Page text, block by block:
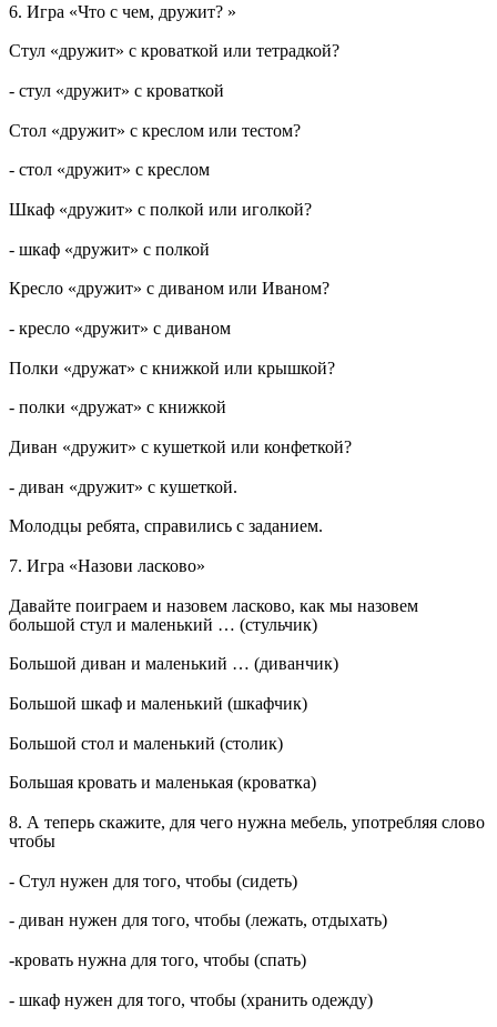
6. Игра «Что с чем, дружит? »
Стул «дружит» с кроваткой или тетрадкой?
- стул «дружит» с кроваткой
Стол «дружит» с креслом или тестом?
- стол «дружит» с креслом
Шкаф «дружит» с полкой или иголкой?
- шкаф «дружит» с полкой
Кресло «дружит» с диваном или Иваном?
- кресло «дружит» с диваном
Полки «дружат» с книжкой или крышкой?
- полки «дружат» с книжкой
Диван «дружит» с кушеткой или конфеткой?
- диван «дружит» с кушеткой.
Молодцы ребята, справились с заданием.
7. Игра «Назови ласково»
Давайте поиграем и назовем ласково, как мы назовем
большой стул и маленький … (стульчик)
Большой диван и маленький … (диванчик)
Большой шкаф и маленький (шкафчик)
Большой стол и маленький (столик)
Большая кровать и маленькая (кроватка)
8. А теперь скажите, для чего нужна мебель, употребляя слово
чтобы
- Стул нужен для того, чтобы (сидеть)
- диван нужен для того, чтобы (лежать, отдыхать)
-кровать нужна для того, чтобы (спать)
- шкаф нужен для того, чтобы (хранить одежду)